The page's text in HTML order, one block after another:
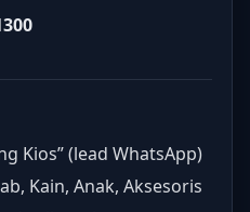
Kios” (lead WhatsApp)
Kain, Anak, Aksesoris